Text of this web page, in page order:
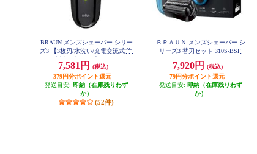
BRAUN メンズシェーバー シリー
ズ3 【3枚刃/水洗い/充電交流式/海
7,581円
(税込)
379円分ポイント還元
発送目安: 即納（在庫残りわず
か）
(52件)
ＢＲＡＵＮ メンズシェーバー シ
リーズ3 替刃セット 310S-BSP
7,920円
(税込)
79円分ポイント還元
発送目安: 即納（在庫残りわず
か）